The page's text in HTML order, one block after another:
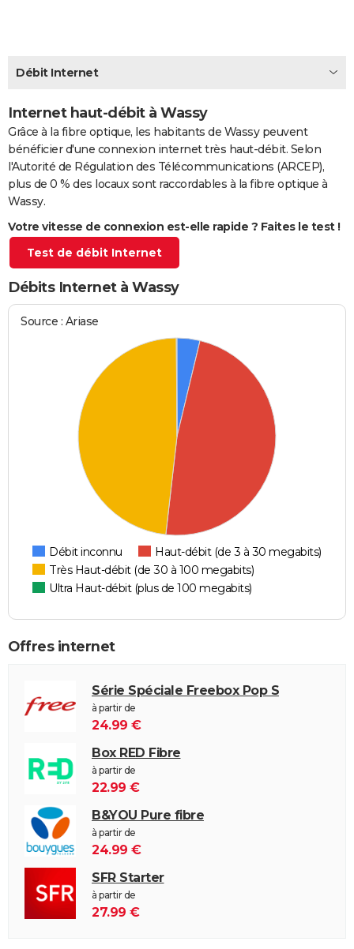
CARTE DE VOEUX
Carte de Noël
Carte Bonne année
Carte Saint-Valentin
Carte Pâques
Carte d'anniversaire
DICTIONNAIRE
PROGRAMME TV
COPAINS D'AVANT
S'inscrire
Se connecter
Lycées
Collèges
Primaires
Universités
Entreprises
Service militaire
Avis de recherche
Bricolage
Lifestyle
Culture
Sport
Auto
Television
Voyage
Cinema
Débit Internet
Internet haut-débit à Wassy
Grâce à la fibre optique, les habitants de Wassy peuvent
bénéficier d'une connexion internet très haut-débit. Selon
l'Autorité de Régulation des Télécommunications (ARCEP),
plus de 0 % des locaux sont raccordables à la fibre optique à
Wassy.
Votre vitesse de connexion est-elle rapide ? Faites le test !
Test de débit Internet
Débits Internet à Wassy
Source : Ariase
Débit inconnu
Haut-débit (de 3 à 30 megabits)
Très Haut-débit (de 30 à 100 megabits)
Ultra Haut-débit (plus de 100 megabits)
Offres internet
Série Spéciale Freebox Pop S
à partir de
24.99 €
Box RED Fibre
à partir de
22.99 €
B&YOU Pure fibre
à partir de
24.99 €
SFR Starter
à partir de
27.99 €